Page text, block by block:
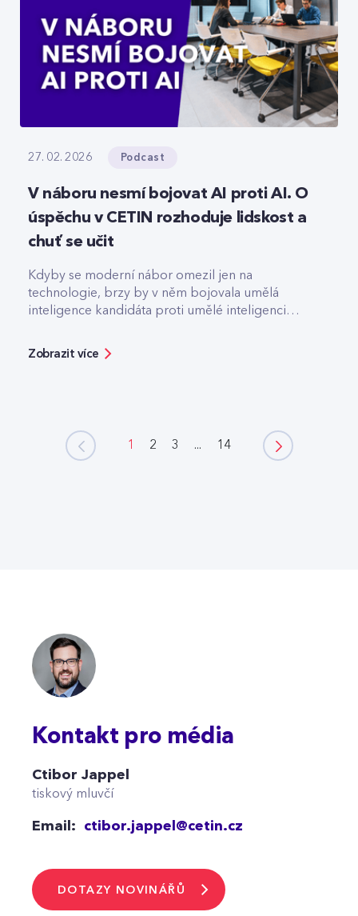
27. 02. 2026 Podcast
V náboru nesmí bojovat AI proti AI. O
úspěchu v CETIN rozhoduje lidskost a
chuť se učit
Kdyby se moderní nábor omezil jen na
technologie, brzy by v něm bojovala umělá
inteligence kandidáta proti umělé inteligenci
Zobrazit více
1 2 3 ... 14
Kontakt pro média
Ctibor Jappel
tiskový mluvčí
Email: ctibor.jappel@cetin.cz
DOTAZY NOVINÁŘŮ